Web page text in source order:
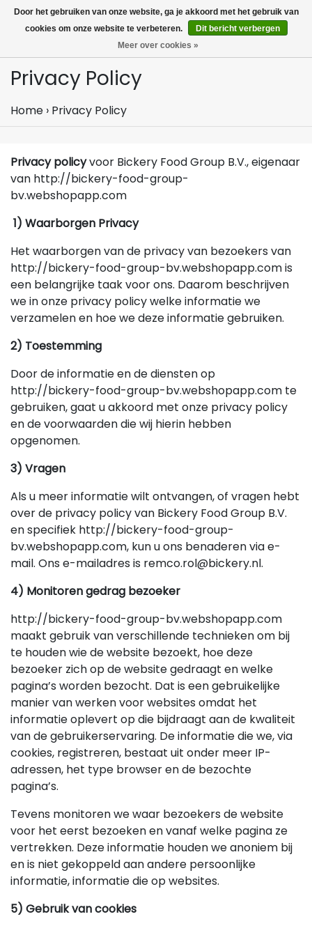
MENU
0
Privacy Policy
Home › Privacy Policy
Privacy policyvoor Bickery Food Group B.V., eigenaar
van http://bickery-food-group-
bv.webshopapp.com
1) Waarborgen Privacy
Het waarborgen van de privacy van bezoekers van
http://bickery-food-group-bv.webshopapp.com is
een belangrijke taak voor ons. Daarom beschrijven
we in onze privacy policy welke informatie we
verzamelen en hoe we deze informatie gebruiken.
2) Toestemming
Door de informatie en de diensten op
http://bickery-food-group-bv.webshopapp.com te
gebruiken, gaat u akkoord met onze privacy policy
en de voorwaarden die wij hierin hebben
opgenomen.
3) Vragen
Als u meer informatie wilt ontvangen, of vragen hebt
over de privacy policy van Bickery Food Group B.V.
en specifiek http://bickery-food-group-
bv.webshopapp.com, kun u ons benaderen via e-
mail. Ons e-mailadres is remco.rol@bickery.nl.
4) Monitoren gedrag bezoeker
http://bickery-food-group-bv.webshopapp.com
maakt gebruik van verschillende technieken om bij
te houden wie de website bezoekt, hoe deze
bezoeker zich op de website gedraagt en welke
pagina’s worden bezocht. Dat is een gebruikelijke
manier van werken voor websites omdat het
informatie oplevert op die bijdraagt aan de kwaliteit
van de gebruikerservaring. De informatie die we, via
cookies, registreren, bestaat uit onder meer IP-
adressen, het type browser en de bezochte
pagina’s.
Tevens monitoren we waar bezoekers de website
voor het eerst bezoeken en vanaf welke pagina ze
vertrekken. Deze informatie houden we anoniem bij
en is niet gekoppeld aan andere persoonlijke
informatie,informatie die op websites.
5) Gebruik van cookies
Door het gebruiken van onze website, ga je akkoord met het gebruik van
cookies om onze website te verbeteren.
Dit bericht verbergen
Meer over cookies »